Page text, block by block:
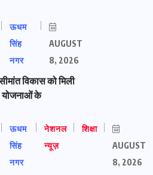
ऊधम
सिंह
नगर
AUGUST
8, 2026
विकास को मिली
योजनाओं के
ऊधम
सिंह
नगर
नेशनल
न्यूज़
शिक्षा
AUGUST
8, 2026